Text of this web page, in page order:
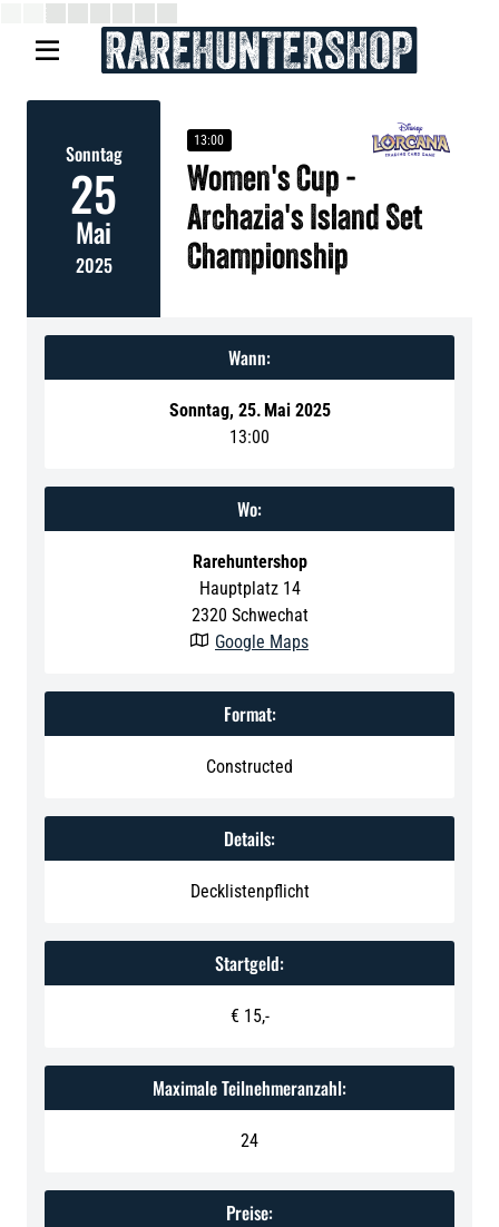

Sonntag
25
Mai
2025
13:00
Women's Cup -
Archazia's Island Set
Championship
Wann:
Sonntag, 25. Mai 2025
13:00
Wo:
Rarehuntershop
Hauptplatz 14
2320 Schwechat
 Google Maps
Format:
Constructed
Details:
Decklistenpflicht
Startgeld:
€ 15,-
Maximale Teilnehmeranzahl:
24
Preise: